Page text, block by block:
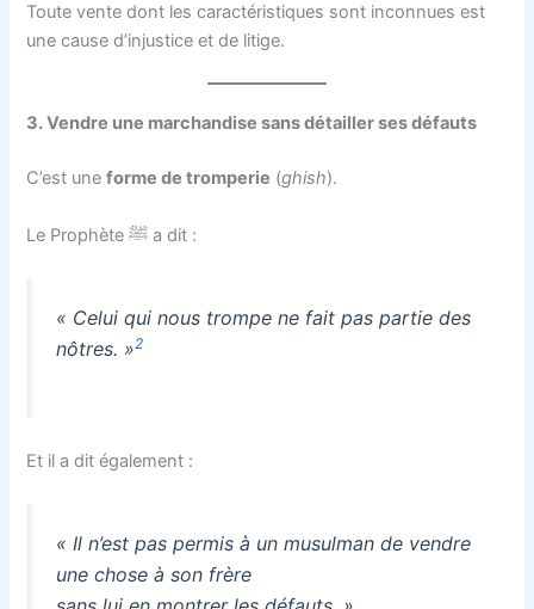
Toute vente dont les caractéristiques sont inconnues est
une cause d’injustice et de litige.
3. Vendre une marchandise sans détailler ses défauts
C’est uneforme de tromperie (ghish).
Le Prophète ﷺ a dit :
« Celui qui nous trompe ne fait pas partie des
nôtres. »2
Et il a dit également :
« Il n’est pas permis à un musulman de vendre
une chose à son frère